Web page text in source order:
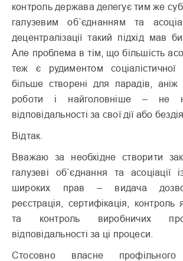
контроль держава делегує тим же
галузевим об`єднанням та
децентралізації такий підхід мав
Але проблема в тім, що більшість
теж є рудиментом
більше створені для парадів, аніж
роботи і найголовніше – не
відповідальності за свої дії або
Відтак.
Вважаю за необхідне створити
галузеві об`єднання та асоціації
широких прав – видача
реєстрація, сертифікація, контроль
та контроль виробничих
відповідальності за ці процеси.
Стосовно власне профільного